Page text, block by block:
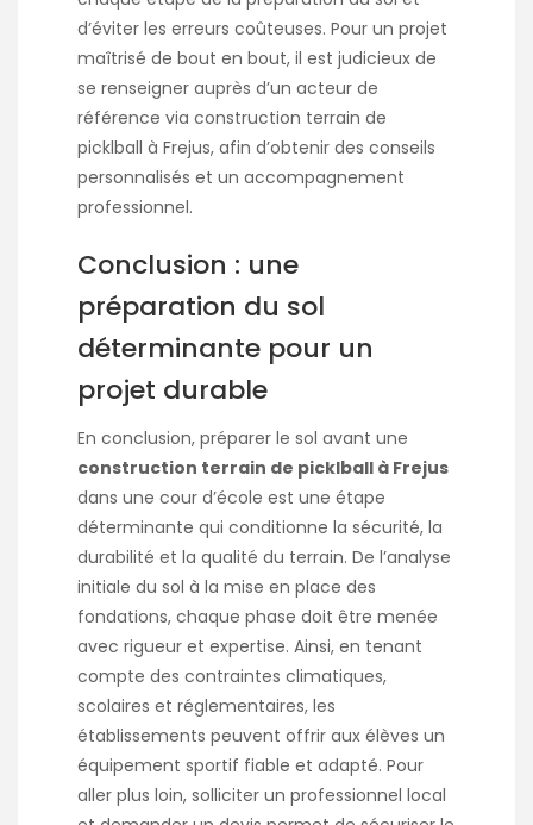
d’éviter les erreurs coûteuses. Pour un projet
maîtrisé de bout en bout, il est judicieux de
se renseigner auprès d’un acteur de
référence via construction terrain de
picklball à Frejus, afin d’obtenir des conseils
personnalisés et un accompagnement
professionnel.
Conclusion : une
préparation du sol
déterminante pour un
projet durable
En conclusion, préparer le sol avant une
construction terrain de picklball à Frejus
dans une cour d’école est une étape
déterminante qui conditionne la sécurité, la
durabilité et la qualité du terrain. De l’analyse
initiale du sol à la mise en place des
fondations, chaque phase doit être menée
avec rigueur et expertise. Ainsi, en tenant
compte des contraintes climatiques,
scolaires et réglementaires, les
établissements peuvent offrir aux élèves un
équipement sportif fiable et adapté. Pour
aller plus loin, solliciter un professionnel local